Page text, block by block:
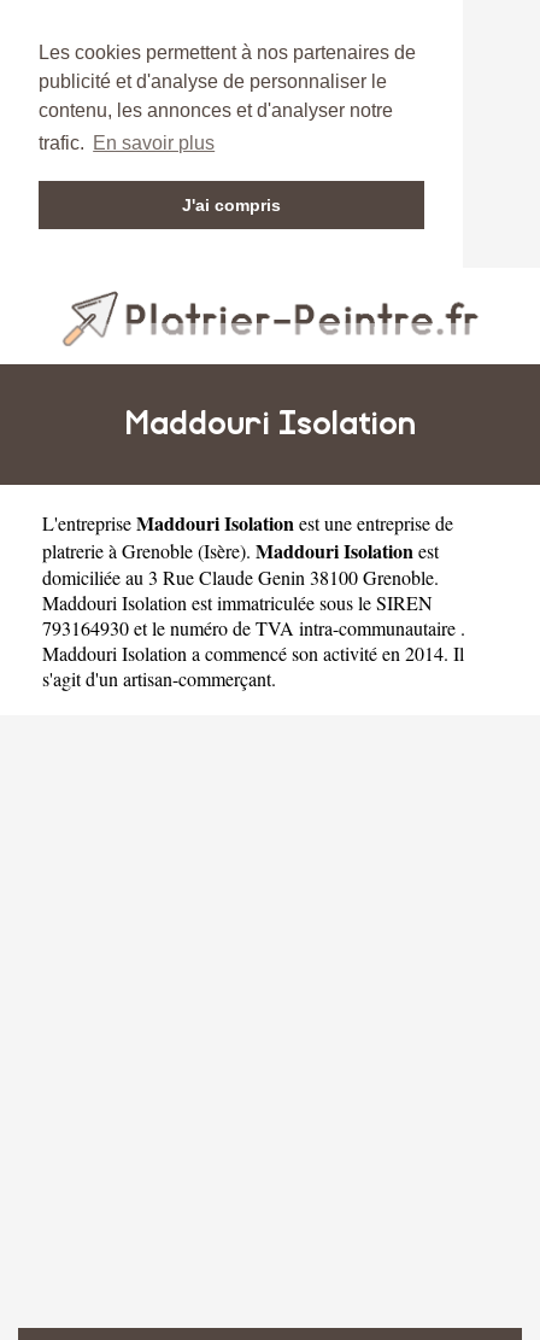
Les cookies permettent à nos partenaires de
publicité et d'analyse de personnaliser le
contenu, les annonces et d'analyser notre
trafic. En savoir plus
J'ai compris
Maddouri Isolation
L'entrepriseMaddouri Isolationest uneentreprise de
platrerie à Grenoble(Isère). Maddouri Isolationest
domiciliée au 3 Rue Claude Genin 38100 Grenoble.
Maddouri Isolation est immatriculée sous le SIREN
793164930 et le numéro de TVA intra-communautaire .
Maddouri Isolation a commencé son activité en 2014. Il
s'agit d'un artisan-commerçant.